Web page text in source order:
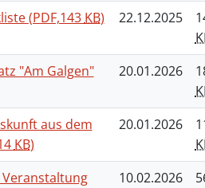
(PDF,143 KB) 22.12.2025
"Am Galgen"
20.01.2026
aus dem
KB)
20.01.2026
10.02.2026